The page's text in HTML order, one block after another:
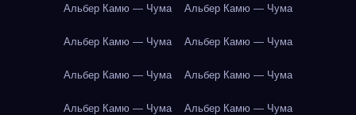
Альбер Камю — Чума Альбер Камю — Чума
Альбер Камю — Чума Альбер Камю — Чума
Альбер Камю — Чума Альбер Камю — Чума
Альбер Камю — Чума Альбер Камю — Чума